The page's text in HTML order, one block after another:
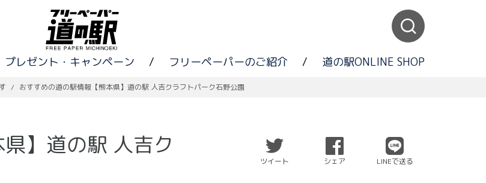
プレゼント・キャンペーン / フリーペーパーのご紹介 / 道の駅ONLINE SHOP
/ おすすめの道の駅情報【熊本県】道の駅 人吉クラフトパーク石野公園
】道の駅 人吉ク
ツイート シェア LINEで送る